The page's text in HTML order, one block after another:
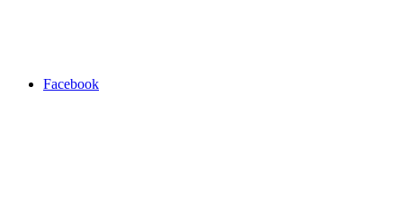
Facebook